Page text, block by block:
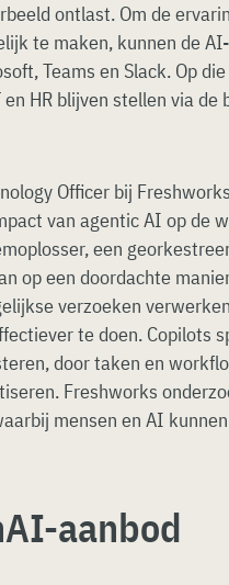
ontlast. Om de
te maken, kunnen de
Teams en Slack. Op
HR blijven stellen via de
Officer bij
van agentic AI op de
een
op een doordachte
verzoeken
te doen. Copilots
door taken en
Freshworks
mensen en AI kunnen
aanbod